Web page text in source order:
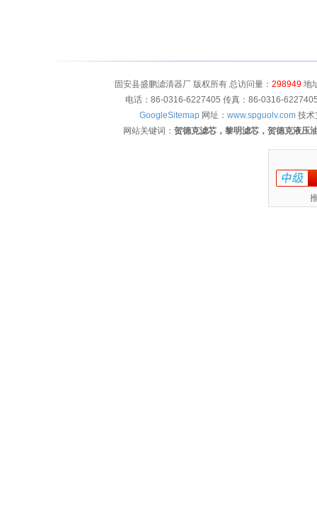
固安县盛鹏滤清器厂 版权所有 总访问量： 298949地
电话：86-0316-6227405 传真：86-0316-
GoogleSitemap 网址： www.spguolv.com 技术
网站关键词： 贺德克滤芯，黎明滤芯，贺德克液压